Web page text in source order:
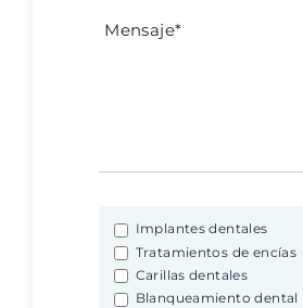
Implantes dentales
Tratamientos de encías
Carillas dentales
Blanqueamiento dental